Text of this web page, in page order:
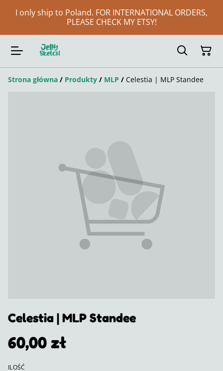
I only ship to Poland. FOR INTERNATIONAL ORDERS,
PLEASE CHECK MY ETSY!
Strona główna / Produkty / MLP / Celestia | MLP Standee
Celestia | MLP Standee
60,00 zł
ILOŚĆ